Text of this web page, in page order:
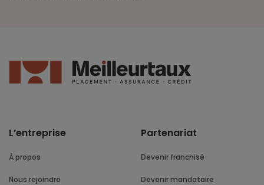
L’entreprise
À propos
Nous rejoindre
Partenariat
Devenir franchisé
Devenir mandataire